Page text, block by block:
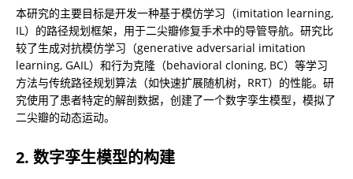
本研究的主要目标是开发一种基于模仿学习（imitation learning,
IL）的路径规划框架，用于二尖瓣修复手术中的导管导航。研究比
较了生成对抗模仿学习（generative adversarial imitation
learning, GAIL）和行为克隆（behavioral cloning, BC）等学习
方法与传统路径规划算法（如快速扩展随机树，RRT）的性能。研
究使用了患者特定的解剖数据，创建了一个数字孪生模型，模拟了
二尖瓣的动态运动。
2. 数字孪生模型的构建